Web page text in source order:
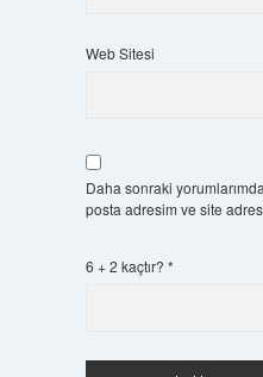
Web Sitesi
Daha sonraki
posta adresim ve site
6 + 2 kaçtır? *